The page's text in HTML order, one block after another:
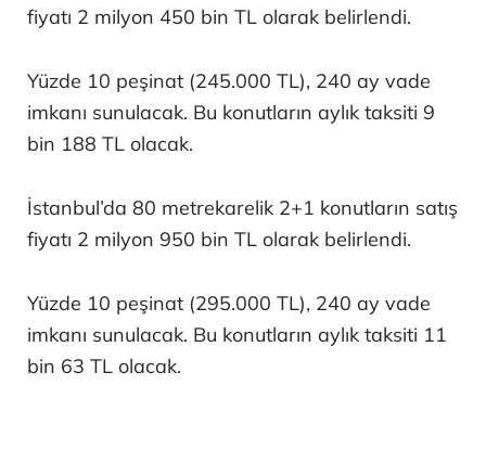
fiyatı 2 milyon 450 bin TL olarak belirlendi.
Yüzde 10 peşinat (245.000 TL), 240 ay vade
imkanı sunulacak. Bu konutların aylık taksiti 9
bin 188 TL olacak.
İstanbul’da 80 metrekarelik 2+1 konutların satış
fiyatı 2 milyon 950 bin TL olarak belirlendi.
Yüzde 10 peşinat (295.000 TL), 240 ay vade
imkanı sunulacak. Bu konutların aylık taksiti 11
bin 63 TL olacak.